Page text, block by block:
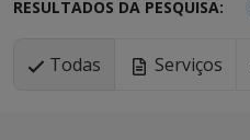
RESULTADOS DA PESQUISA:
Todas Serviços